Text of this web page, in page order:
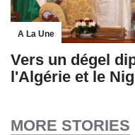
A La Une
Vers un dégel
l'Algérie et le
MORE STORIES